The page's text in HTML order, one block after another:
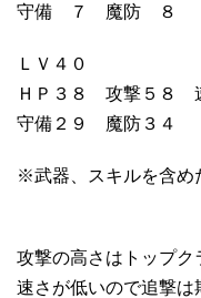
守備 ７ 魔防 ８
ＬＶ４０
ＨＰ３８ 攻撃５８
守備２９ 魔防３４
※武器、スキルを含め
攻撃の高さはトップク
速さが低いので追撃は